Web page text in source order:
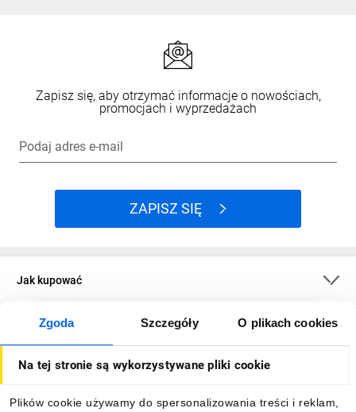
Zgoda Szczegóły O plikach cookies
Na tej stronie są wykorzystywane pliki cookie
Plików cookie używamy do spersonalizowania treści i reklam,
Zapisz się, aby otrzymać informacje o nowościach,
promocjach i wyprzedażach
Podaj adres e-mail
ZAPISZ SIĘ
Jak kupować
O firmie